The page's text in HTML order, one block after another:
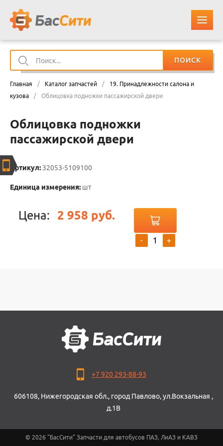
ПОИСК
Главная / Каталог запчастей /
19. Принадлежности салона и
кузова
/ Облицовка подножки пассажирской двери
Облицовка подножки
пассажирской двери
Артикул: 32053-5109100
Единица измерения: шт
Цена: 2 958 руб.
- +
+7 920 293-88-93
606108, Нижегородская обл., город Павлово, ул.Вокзальная ,
д.1В
© 2026 "БасСити" Запчасти для автобусов ПАЗ, ЛиАЗ и КАВЗ
КАТАЛОГ ЗАПЧАСТЕЙ
ОПЛАТА И ДОСТАВКА